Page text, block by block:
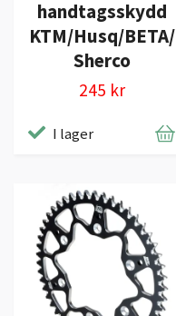
handtagsskydd
KTM/Husq/BETA/
Sherco
245 kr
I lager